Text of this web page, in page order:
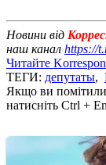
Новини від
наш канал https://
Читайте
ТЕГИ: депутаты,
Якщо ви помітили
натисніть Ctrl +